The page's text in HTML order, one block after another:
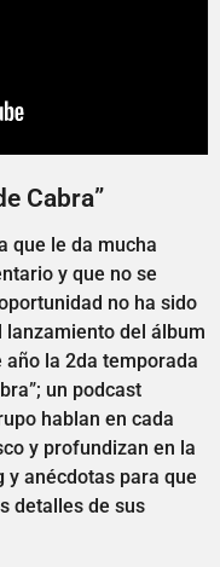
Cabra”
que le da mucha
y que no se
no ha sido
lanzamiento del álbum
la 2da temporada
un podcast
hablan en cada
y profundizan en la
anécdotas para que
detalles de sus